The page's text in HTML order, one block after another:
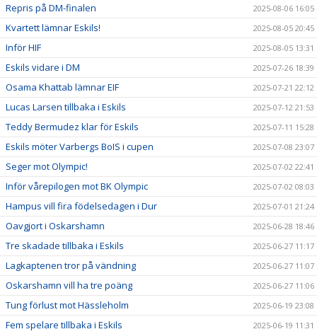
Repris på DM-finalen 2025-08-06 16:05
Kvartett lämnar Eskils! 2025-08-05 20:45
Inför HIF 2025-08-05 13:31
Eskils vidare i DM 2025-07-26 18:39
Osama Khattab lämnar EIF 2025-07-21 22:12
Lucas Larsen tillbaka i Eskils 2025-07-12 21:53
Teddy Bermudez klar för Eskils 2025-07-11 15:28
Eskils möter Varbergs BoIS i cupen 2025-07-08 23:07
Seger mot Olympic! 2025-07-02 22:41
Inför vårepilogen mot BK Olympic 2025-07-02 08:03
Hampus vill fira födelsedagen i Dur 2025-07-01 21:24
Oavgjort i Oskarshamn 2025-06-28 18:46
Tre skadade tillbaka i Eskils 2025-06-27 11:17
Lagkaptenen tror på vändning 2025-06-27 11:07
Oskarshamn vill ha tre poäng 2025-06-27 11:06
Tung förlust mot Hässleholm 2025-06-19 23:08
Fem spelare tillbaka i Eskils 2025-06-19 11:31